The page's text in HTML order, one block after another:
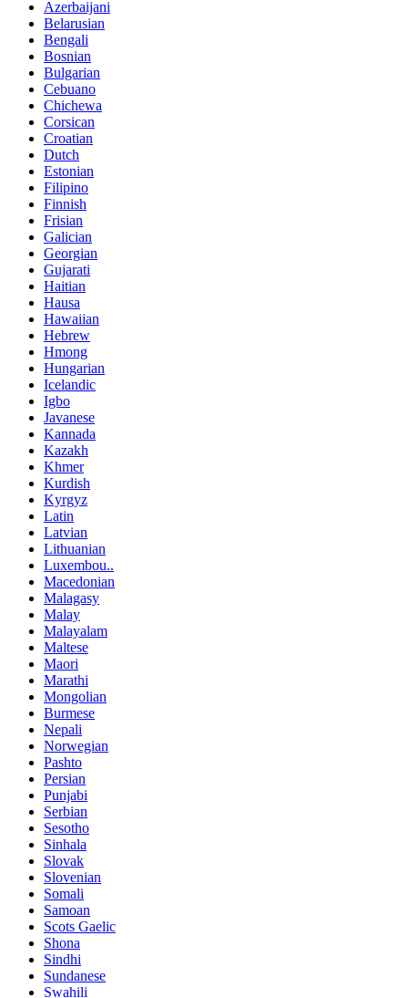
Azerbaijani
Belarusian
Bengali
Bosnian
Bulgarian
Cebuano
Chichewa
Corsican
Croatian
Dutch
Estonian
Filipino
Finnish
Frisian
Galician
Georgian
Gujarati
Haitian
Hausa
Hawaiian
Hebrew
Hmong
Hungarian
Icelandic
Igbo
Javanese
Kannada
Kazakh
Khmer
Kurdish
Kyrgyz
Latin
Latvian
Lithuanian
Luxembou..
Macedonian
Malagasy
Malay
Malayalam
Maltese
Maori
Marathi
Mongolian
Burmese
Nepali
Norwegian
Pashto
Persian
Punjabi
Serbian
Sesotho
Sinhala
Slovak
Slovenian
Somali
Samoan
Scots Gaelic
Shona
Sindhi
Sundanese
Swahili